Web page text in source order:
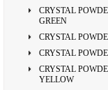
CRYSTAL
GREEN
CRYSTAL
CRYSTAL
CRYSTAL
YELLOW